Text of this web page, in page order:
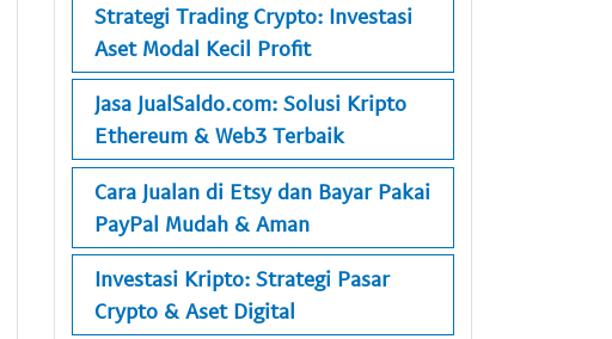
Strategi Trading Crypto: Investasi
Aset Modal Kecil Profit
Jasa JualSaldo.com: Solusi Kripto
Ethereum & Web3 Terbaik
Cara Jualan di Etsy dan Bayar Pakai
PayPal Mudah & Aman
Investasi Kripto: Strategi Pasar
Crypto & Aset Digital